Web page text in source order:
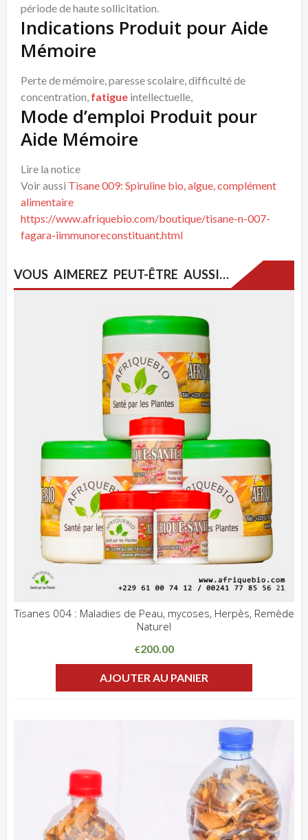
période de haute sollicitation.
Indications Produit pour Aide
Mémoire
Perte de mémoire, paresse scolaire, difficulté de
concentration, fatigue intellectuelle,
Mode d’emploi Produit pour
Aide Mémoire
Lire la notice
Voir aussi Tisane 009: Spiruline bio, algue, complément
alimentaire
https://www.afriquebio.com/boutique/tisane-n-007-
fagara-iimmunoreconstituant.html
VOUS AIMEREZ PEUT-ÊTRE AUSSI…
Tisanes 004 : Maladies de Peau, mycoses, Herpès, Remède
Naturel
€200.00
AJOUTER AU PANIER